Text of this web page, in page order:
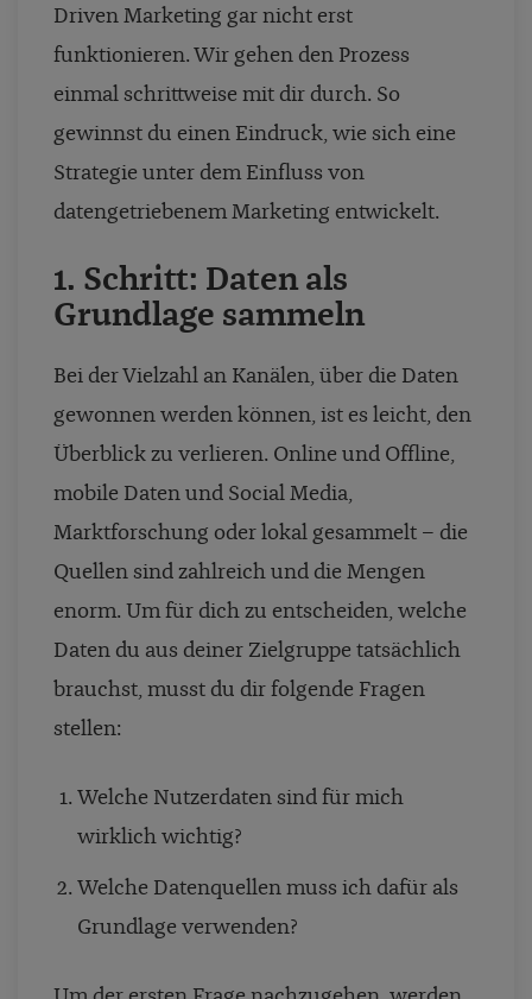
Driven Marketing gar nicht erst
funktionieren. Wir gehen den Prozess
einmal schrittweise mit dir durch. So
gewinnst du einen Eindruck, wie sich eine
Strategie unter dem Einfluss von
datengetriebenem Marketing entwickelt.
1. Schritt: Daten als
Grundlage sammeln
Bei der Vielzahl an Kanälen, über die Daten
gewonnen werden können, ist es leicht, den
Überblick zu verlieren. Online und Offline,
mobile Daten und Social Media,
Marktforschung oder lokal gesammelt – die
Quellen sind zahlreich und die Mengen
enorm. Um für dich zu entscheiden, welche
Daten du aus deiner Zielgruppe tatsächlich
brauchst, musst du dir folgende Fragen
stellen:
Welche Nutzerdaten sind für mich
wirklich wichtig?
Welche Datenquellen muss ich dafür als
Grundlage verwenden?